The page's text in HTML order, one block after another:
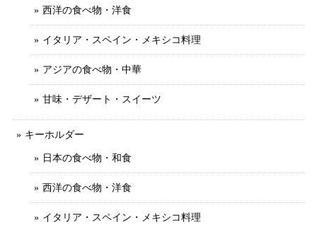
西洋の食べ物・洋食
イタリア・スペイン・メキシコ料理
アジアの食べ物・中華
甘味・デザート・スイーツ
キーホルダー
日本の食べ物・和食
西洋の食べ物・洋食
イタリア・スペイン・メキシコ料理